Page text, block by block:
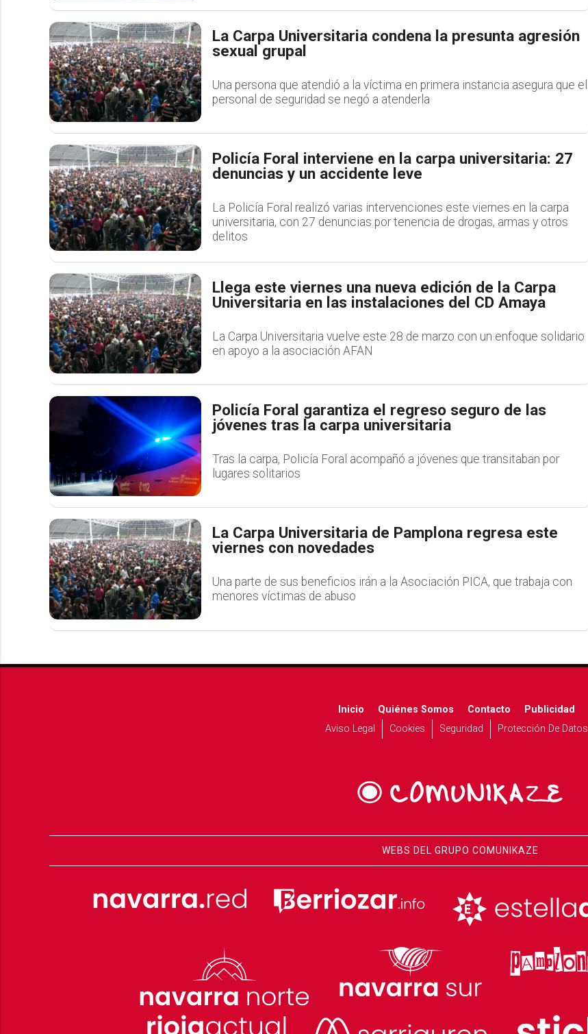
La Carpa Universitaria condena la presunta agresión
sexual grupal
Una persona que atendió a la víctima en primera instancia asegura que el
personal de seguridad se negó a atenderla
Policía Foral interviene en la carpa universitaria: 27
denuncias y un accidente leve
La Policía Foral realizó varias intervenciones este viernes en la carpa
universitaria, con 27 denuncias por tenencia de drogas, armas y otros
delitos
Llega este viernes una nueva edición de la Carpa
Universitaria en las instalaciones del CD Amaya
La Carpa Universitaria vuelve este 28 de marzo con un enfoque solidario
en apoyo a la asociación AFAN
Policía Foral garantiza el regreso seguro de las
jóvenes tras la carpa universitaria
Tras la carpa, Policía Foral acompañó a jóvenes que transitaban por
lugares solitarios
La Carpa Universitaria de Pamplona regresa este
viernes con novedades
Una parte de sus beneficios irán a la Asociación PICA, que trabaja con
menores víctimas de abuso
Inicio Quiénes Somos Contacto
Publicidad
Aviso Legal
Cookies Seguridad Protección De Datos
WEBS DEL GRUPO COMUNIKAZE